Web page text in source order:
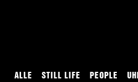
ALLE STILL LIFE PEOPLE